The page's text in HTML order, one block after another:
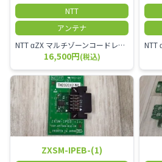
NTT
アンテナ
NTT αZX マルチゾーンコードレススターアンテナ(マスター)
16,500円(税込)
ZXSM-IPEB-(1)